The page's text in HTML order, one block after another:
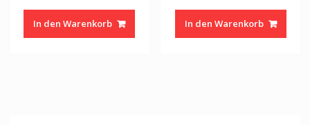
In den Warenkorb In den Warenkorb